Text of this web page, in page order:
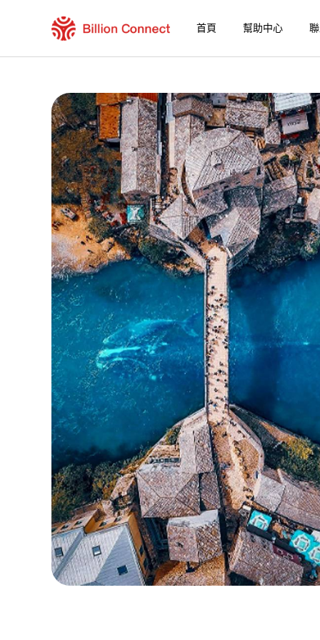
首頁 幫助中心
包含目前目的地的區域套餐
如何享受您的 eSIM？
在 Romania 使用 Billion Connect eSIM 的
Billion Connect 巴爾幹 eSIM [11國] 常見
選擇您的目的地與數據套餐
安裝您的 eSIM
享受您的數據套餐
穩定的網路連接
避免漫遊費用
7/24 客戶服務
便捷安裝
保留您的原本地區號碼
本地與區域套餐